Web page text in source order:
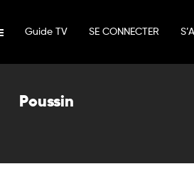
Guide TV SE CONNECTER
Poussin